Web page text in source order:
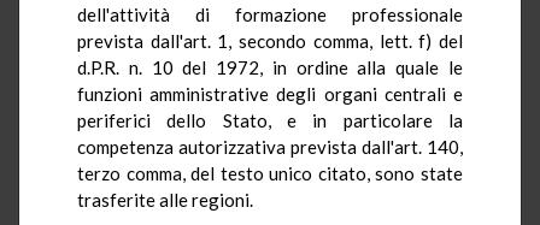
dell'attività di formazione professionale
prevista dall'art. 1, secondo comma, lett. f) del
d.P.R. n. 10 del 1972, in ordine alla quale le
funzioni amministrative degli organi centrali e
periferici dello Stato, e in particolare la
competenza autorizzativa prevista dall'art. 140,
terzo comma, del testo unico citato, sono state
trasferite alle regioni.